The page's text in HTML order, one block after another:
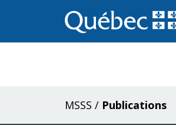
au
contenu
MSSS / Publications